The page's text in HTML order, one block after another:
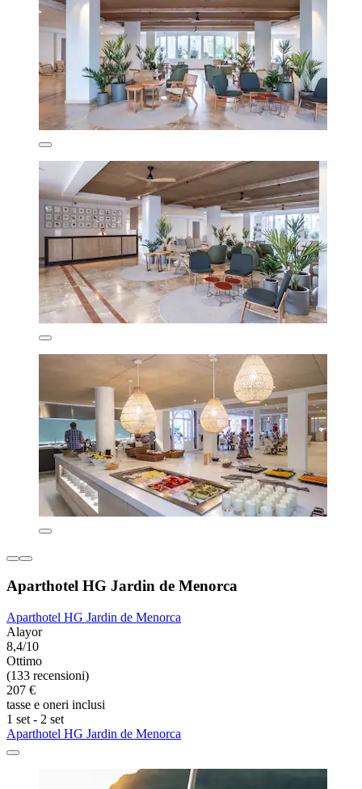
Aparthotel HG Jardin de Menorca
Aparthotel HG Jardin de Menorca
Alayor
8,4/10
Ottimo
(133 recensioni)
207 €
tasse e oneri inclusi
1 set - 2 set
Aparthotel HG Jardin de Menorca